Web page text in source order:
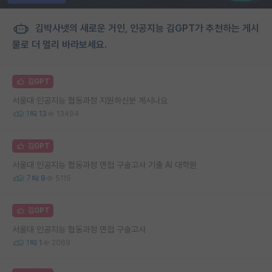
김박사넷의 새로운 거인, 인공지능 김GPT가 추천하는 게시
물로 더 멀리 바라보세요.
김GPT
서울대 인공지능 협동과정 지원하신분 계시나요
1 13 13494
김GPT
서울대 인공지능 협동과정 면접 구술고사 기출 AI 대학원
7 9 5115
김GPT
서울대 인공지능 협동과정 면접 구술고사
1 1 2069